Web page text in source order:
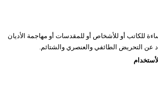
للكاتب أو للأشخاص أو للمقدسات أو مهاجمة الأديان
عن التحريض الطائفي والعنصري والشتائم.